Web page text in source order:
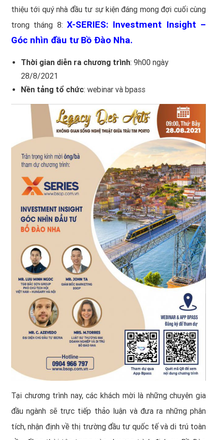
thiệu tới quý nhà đầu tư sự kiện đáng mong đợi cuối cùng
trong tháng 8: X-SERIES: Investment Insight –
Góc nhìn đầu tư Bồ Đào Nha.
Thời gian diễn ra chương trình: 9h00 ngày
28/8/2021
Nền tảng tổ chức: webinar và bpass
Tại chương trình nay, các khách mời là những chuyên gia
đầu ngành sẽ trực tiếp thảo luận và đưa ra những phân
tích, nhận định về thị trường đầu tư quốc tế và di trú toàn